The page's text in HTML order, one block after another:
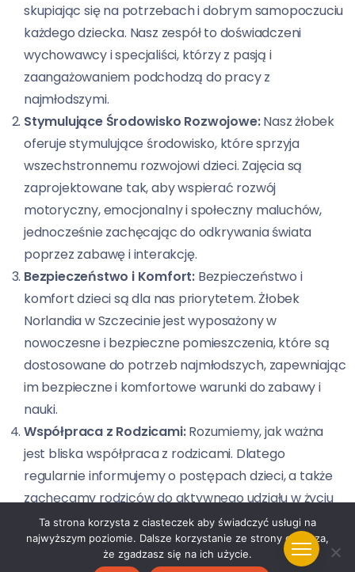
skupiając się na potrzebach i dobrym samopoczuciu
każdego dziecka. Nasz zespół to doświadczeni
wychowawcy i specjaliści, którzy z pasją i
zaangażowaniem podchodzą do pracy z
najmłodszymi.
Stymulujące Środowisko Rozwojowe:Nasz żłobek
oferuje stymulujące środowisko, które sprzyja
wszechstronnemu rozwojowi dzieci. Zajęcia są
zaprojektowane tak, aby wspierać rozwój
motoryczny, emocjonalny i społeczny maluchów,
jednocześnie zachęcając do odkrywania świata
poprzez zabawę i interakcję.
Bezpieczeństwo i Komfort: Bezpieczeństwo i
komfort dzieci są dla nas priorytetem. Żłobek
Norlandia w Szczecinie jest wyposażony w
nowoczesne i bezpieczne pomieszczenia, które są
dostosowane do potrzeb najmłodszych, zapewniając
im bezpieczne i komfortowe warunki do zabawy i
nauki.
Współpraca z Rodzicami:Rozumiemy, jak ważna
jest bliska współpraca z rodzicami. Dlatego
regularnie informujemy o postępach dzieci, a także
zachęcamy rodziców do aktywnego udziału w życiu
żłobka, budując wspólnie społeczność opartą na
wzajemnym zaufaniu i wsparciu.
Indywidualne Podejście:W Żłobku Norlandia każde
Ta strona korzysta z ciasteczek aby świadczyć usługi na
najwyższym poziomie. Dalsze korzystanie ze strony oznacza,
że zgadzasz się na ich użycie.